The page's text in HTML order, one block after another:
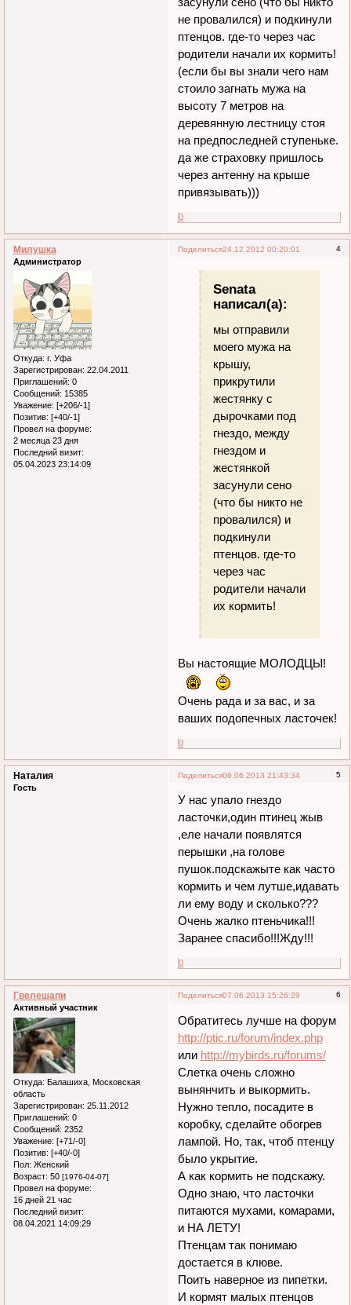
не провалился) и подкинули
птенцов. где-то через час
родители начали их кормить!
(если бы вы знали чего нам
стоило загнать мужа на
высоту 7 метров на
деревянную лестницу стоя
на предпоследней ступеньке.
да же страховку пришлось
через антенну на крыше
привязывать)))
0
Поделиться 4
24.12.2012 00:20:01
Милушка
Администратор
Откуда: г. Уфа
Зарегистрирован: 22.04.2011
Приглашений: 0
Сообщений: 15385
Уважение: [+206/-1]
Позитив: [+40/-1]
Провел на форуме:
2 месяца 23 дня
Последний визит:
05.04.2023 23:14:09
Senata
написал(а):
мы отправили
моего мужа на
крышу,
прикрутили
жестянку с
дырочками под
гнездо, между
гнездом и
жестянкой
засунули сено
(что бы никто не
провалился) и
подкинули
птенцов. где-то
через час
родители начали
их кормить!
Вы настоящие МОЛОДЦЫ!
Очень рада и за вас, и за
ваших подопечных ласточек!
0
Поделиться 5
06.06.2013 21:43:34
Наталия
Гость
У нас упало гнездо
ласточки,один птинец жыв
,еле начали появлятся
перышки ,на голове
пушок.подскажыте как часто
кормить и чем лутше,идавать
ли ему воду и сколько???
Очень жалко птеньчика!!!
Заранее спасибо!!!Жду!!!
0
Поделиться 6
07.06.2013 15:26:29
Гвелешапи
Активный участник
Откуда: Балашиха, Московская
область
Зарегистрирован: 25.11.2012
Приглашений: 0
Сообщений: 2352
Уважение: [+71/-0]
Позитив: [+40/-0]
Пол: Женский
Возраст: 50 [1976-04-07]
Провел на форуме:
16 дней 21 час
Последний визит:
08.04.2021 14:09:29
Обратитесь лучше на форум
http://ptic.ru/forum/index.php
или http://mybirds.ru/forums/
Слетка очень сложно
вынянчить и выкормить.
Нужно тепло, посадите в
коробку, сделайте обогрев
лампой. Но, так, чтоб птенцу
было укрытие.
А как кормить не подскажу.
Одно знаю, что ласточки
питаются мухами, комарами,
и НА ЛЕТУ!
Птенцам так понимаю
достается в клюве.
Поить наверное из пипетки.
И кормят малых птенцов